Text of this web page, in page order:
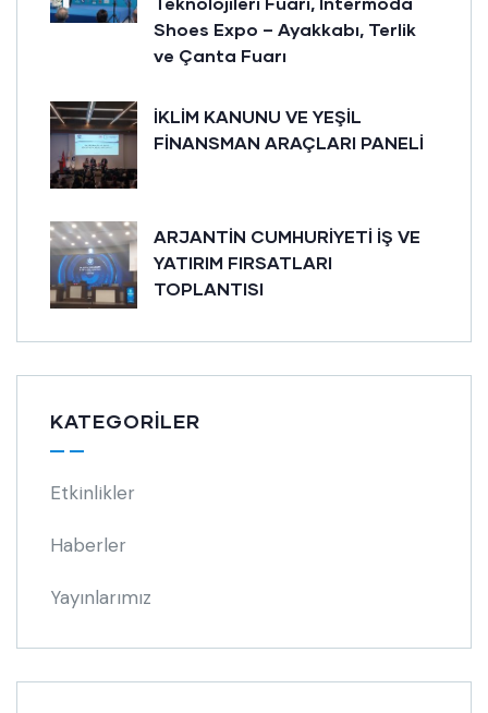
Shoes Expo – Ayakkabı, Terlik
ve Çanta Fuarı
İKLİM KANUNU VE YEŞİL
FİNANSMAN ARAÇLARI PANELİ
ARJANTİN CUMHURİYETİ İŞ VE
YATIRIM FIRSATLARI
TOPLANTISI
KATEGORILER
Etkinlikler
Haberler
Yayınlarımız